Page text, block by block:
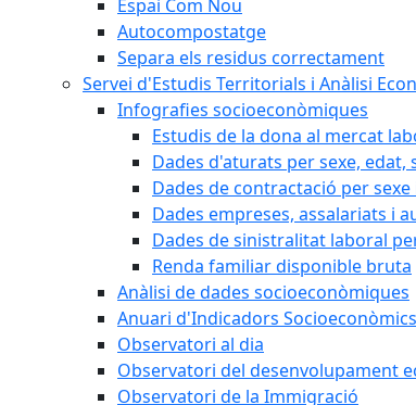
Espai Com Nou
Autocompostatge
Separa els residus correctament
Servei d'Estudis Territorials i Anàlisi
Infografies socioeconòmiques
Estudis de la dona al mercat
Dades d'aturats per sexe,
Dades de contractació per
Dades empreses, assalariats i
Dades de sinistralitat laboral
Renda familiar disponible bruta
Anàlisi de dades socioeconòmiques
Anuari d'Indicadors Socioeconòmics
Observatori al dia
Observatori del desenvolupament
Observatori de la Immigració